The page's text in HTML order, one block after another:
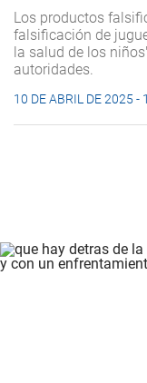
Los productos
falsificación de
la salud de los
autoridades.
10 DE ABRIL DE 2025 -